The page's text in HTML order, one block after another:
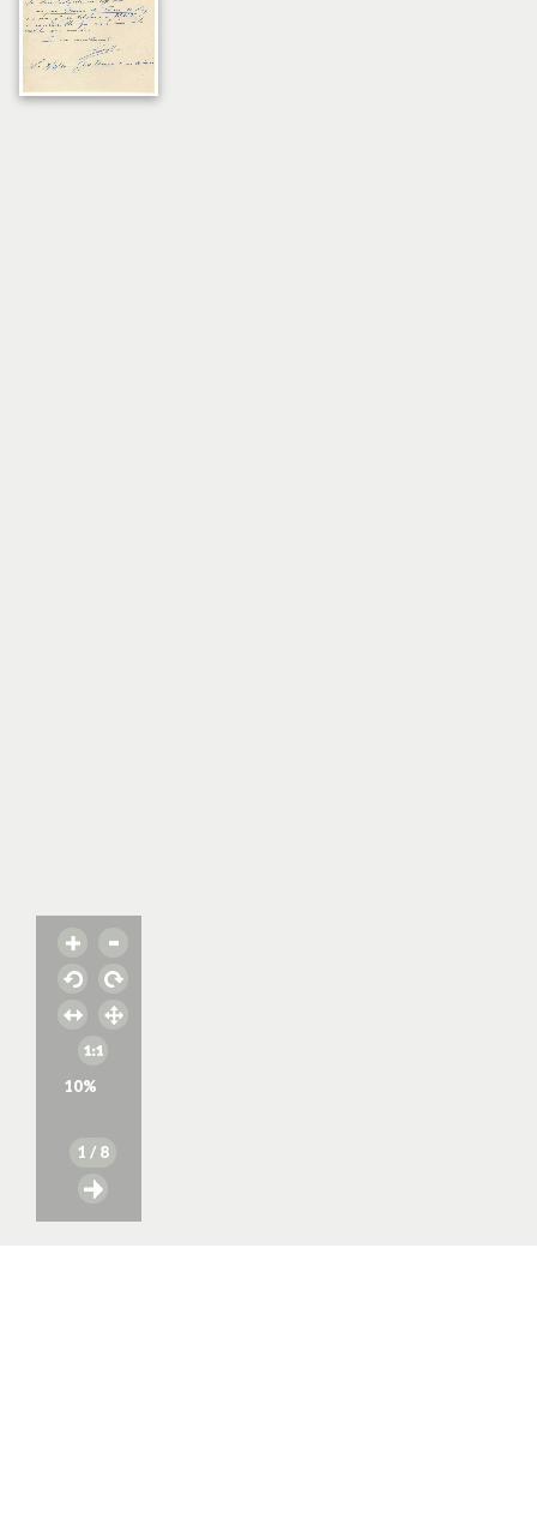
10%
1 / 8